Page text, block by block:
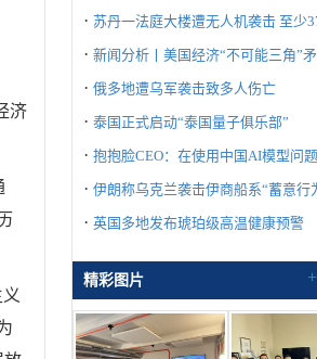
济
· 苏丹一法庭大楼遭无人机袭击 至少
· 新闻分析丨美国经济“不可能三角”矛盾交织冲
· 俄多地遭乌军袭击致多人伤亡
· 泰国正式启动“泰国量子俱乐部”
· 抱抱脸CEO：在使用中国AI模型问题上 美国不要“
· 伊朗称乌克兰袭击伊商船系“蓄意行
· 英国多地发布琥珀级高温健康预警
精彩图片